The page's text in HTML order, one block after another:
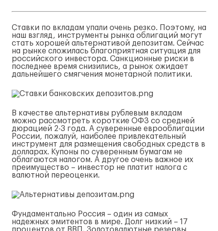
Ставки по вкладам упали очень резко. Поэтому, на
наш взгляд, инструменты рынка облигаций могут
стать хорошей альтернативой депозитам. Сейчас
на рынке сложилась благоприятная ситуация для
российского инвестора. Санкционные риски в
последнее время снизились, а рынок ожидает
дальнейшего смягчения монетарной политики.
В качестве альтернативы рублевым вкладам
можно рассмотреть короткие ОФЗ со средней
дюрацией 2-3 года. А суверенные еврооблигации
России, пожалуй, наиболее привлекательный
инструмент для размещения свободных средств в
долларах. Купоны по суверенным бумагам не
облагаются налогом. А другое очень важное их
преимущество – инвестор не платит налога с
валютной переоценки.
Фундаментально Россия – один из самых
надежных эмитентов в мире. Долг низкий – 17